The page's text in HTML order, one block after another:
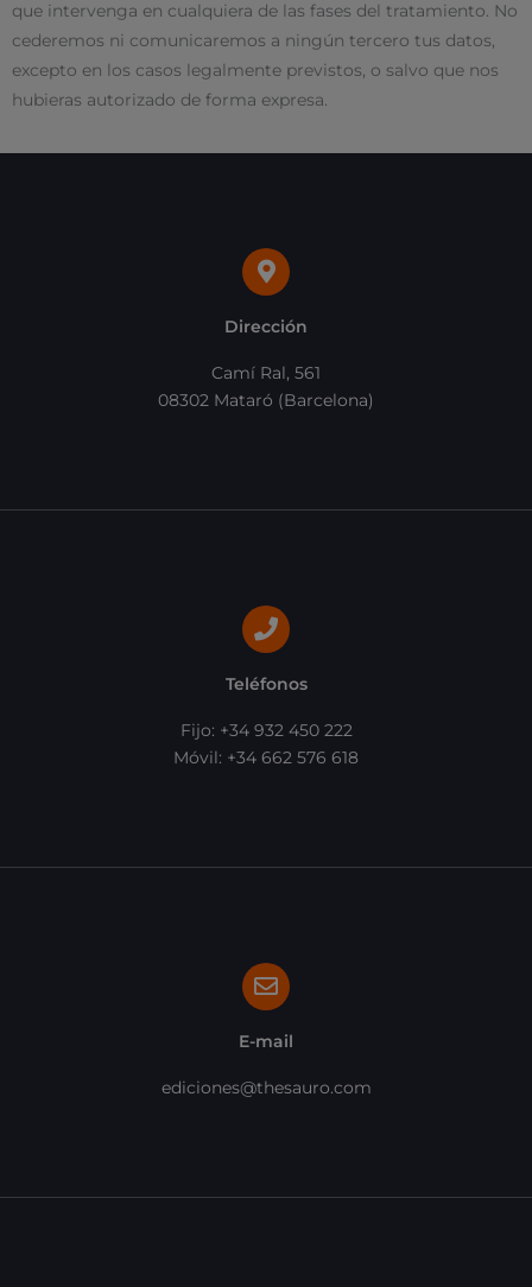
que intervenga en cualquiera de las fases del tratamiento. No
cederemos ni comunicaremos a ningún tercero tus datos,
excepto en los casos legalmente previstos, o salvo que nos
hubieras autorizado de forma expresa.
Dirección
Camí Ral, 561
08302 Mataró (Barcelona)
Teléfonos
Fijo: +34 932 450 222
Móvil: +34 662 576 618
E-mail
ediciones@thesauro.com